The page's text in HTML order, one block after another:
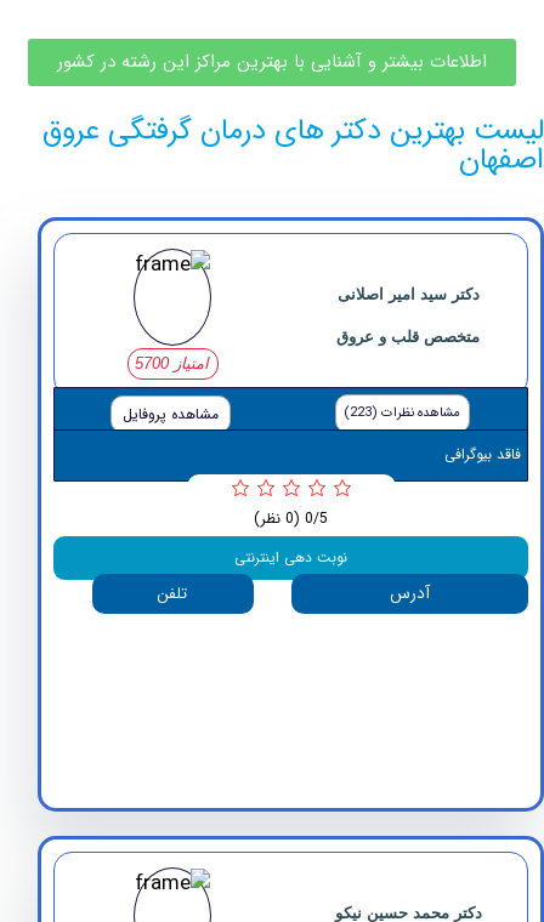
بیشتر و آشنایی با بهترین مراکز این رشته در کشور
دکتر های درمان گرفتگی عروق
دکتر سید امیر اصلانی
متخصص قلب و عروق
مشاهده نظرات (223)
مشاهده پروفایل
نوبت دهی اینترنتی
دکتر محمد حسین نیکو